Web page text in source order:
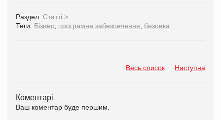
Раздел: Статті >
Теги: Бізнес програмне забезпечення безпека
Весь список Наступна
Коментарі
Ваш коментар буде першим.